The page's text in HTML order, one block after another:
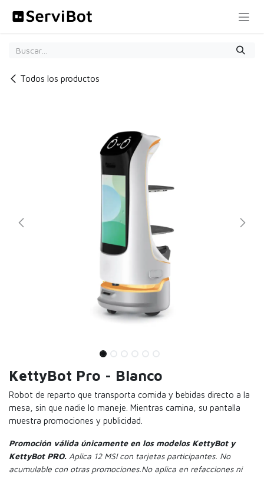
Todos los productos
KettyBot Pro - Blanco
Robot de reparto que transporta comida y bebidas directo a la
mesa, sin que nadie lo maneje. Mientras camina, su pantalla
muestra promociones y publicidad.
Promoción válida únicamente en los modelos KettyBot y
KettyBot PRO. Aplica 12 MSI con tarjetas participantes. No
acumulable con otras promociones.No aplica en refacciones ni